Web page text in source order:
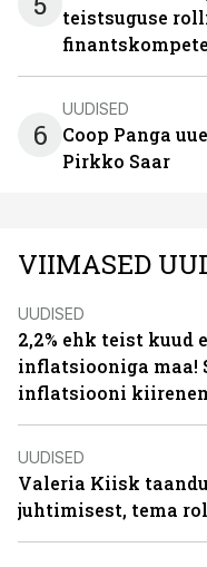
teistsuguse
6
UUDISED
Coop Panga
Pirkko Saar
VIIMASED
UUDISED
2,2% ehk teist kuud
inflatsiooniga maa!
inflatsiooni
UUDISED
Valeria Kiisk
juhtimisest, tema